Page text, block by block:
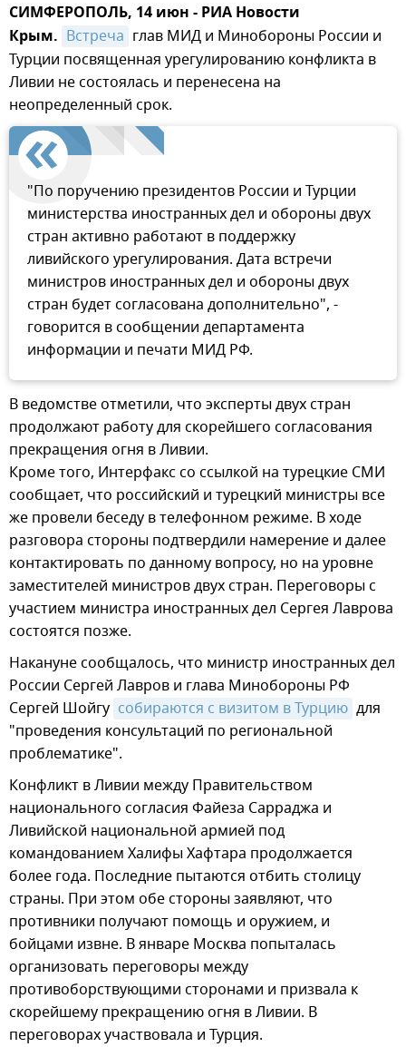
СИМФЕРОПОЛЬ, 14 июн - РИА Новости
Крым. Встреча глав МИД и Минобороны России и
Турции посвященная урегулированию конфликта в
Ливии не состоялась и перенесена на
неопределенный срок.
"По поручению президентов России и Турции
министерства иностранных дел и обороны двух
стран активно работают в поддержку
ливийского урегулирования. Дата встречи
министров иностранных дел и обороны двух
стран будет согласована дополнительно", -
говорится в сообщении департамента
информации и печати МИД РФ.
В ведомстве отметили, что эксперты двух стран
продолжают работу для скорейшего согласования
прекращения огня в Ливии.
Кроме того, Интерфакс со ссылкой на турецкие СМИ
сообщает, что российский и турецкий министры все
же провели беседу в телефонном режиме. В ходе
разговора стороны подтвердили намерение и далее
контактировать по данному вопросу, но на уровне
заместителей министров двух стран. Переговоры с
участием министра иностранных дел Сергея Лаврова
состоятся позже.
Накануне сообщалось, что министр иностранных дел
России Сергей Лавров и глава Минобороны РФ
Сергей Шойгу собираются с визитом в Турцию для
"проведения консультаций по региональной
проблематике".
Конфликт в Ливии между Правительством
национального согласия Файеза Сарраджа и
Ливийской национальной армией под
командованием Халифы Хафтара продолжается
более года. Последние пытаются отбить столицу
страны. При этом обе стороны заявляют, что
противники получают помощь и оружием, и
бойцами извне. В январе Москва попыталась
организовать переговоры между
противоборствующими сторонами и призвала к
скорейшему прекращению огня в Ливии. В
переговорах участвовала и Турция.